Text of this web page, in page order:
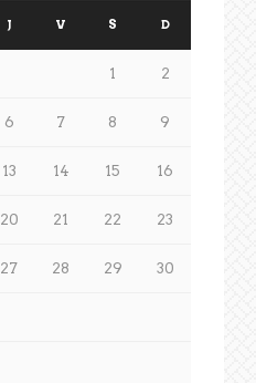
J V S D
1 2
6 7 8 9
13 14 15 16
20 21 22 23
27 28 29 30